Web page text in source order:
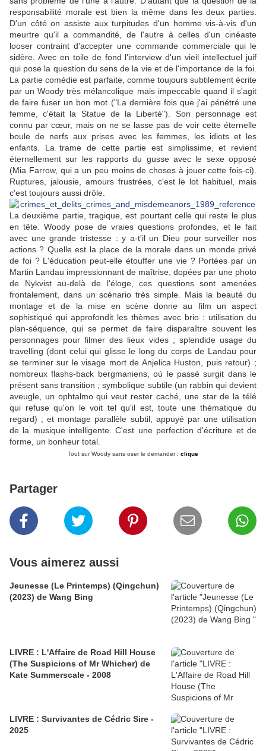
responsabilité morale est bien la même dans les deux parties.
D'un côté on assiste aux turpitudes d'un homme vis-à-vis d'un
meurtre qu'il a commandité, de l'autre à celles d'un cinéaste
looser contraint d'accepter une commande commerciale qui le
sidère. Avec en toile de fond l'interview d'un vieil intellectuel juif
qui pose la question du sens de la vie et de l'importance de la foi.
La partie comédie est parfaite, comme toujours subtilement écrite
par un Woody très mélancolique mais impeccable quand il s'agit
de faire fuser un bon mot ("La dernière fois que j'ai pénétré une
femme, c'était la Statue de la Liberté"). Son personnage est
connu par cœur, mais on ne se lasse pas de voir cette éternelle
boule de nerfs aux prises avec les femmes, les idiots et les
enfants. La trame de cette partie est simplissime, et revient
éternellement sur les rapports du gusse avec le sexe opposé
(Mia Farrow, qui a un peu moins de choses à jouer cette fois-ci).
Ruptures, jalousie, amours frustrées, c'est le lot habituel, mais
c'est toujours aussi drôle.
La deuxième partie, tragique, est pourtant celle qui reste le plus
en tête. Woody pose de vraies questions profondes, et le fait
avec une grande tristesse : y a-t'il un Dieu pour surveiller nos
actions ? Quelle est la place de la morale dans un monde privé
de foi ? L'éducation peut-elle étouffer une vie ? Portées par un
Martin Landau impressionnant de maîtrise, dopées par une photo
de Nykvist au-delà de l'éloge, ces questions sont amenées
frontalement, dans un scénario très simple. Mais la beauté du
montage et de la mise en scène donne au film un aspect
sophistiqué qui approfondit les thèmes avec brio : utilisation du
plan-séquence, qui se permet de faire disparaître souvent les
personnages pour filmer des lieux vides ; splendide usage du
travelling (dont celui qui glisse le long du corps de Landau pour
se terminer sur le visage mort de Anjelica Huston, puis retour) ;
nombreux flashs-back bergmaniens, où le passé surgit dans le
présent sans transition ; symbolique subtile (un rabbin qui devient
aveugle, un ophtalmo qui veut rester caché, une star de la télé
qui refuse qu'on le voit tel qu'il est, toute une thématique du
regard) ; et montage parallèle subtil, appuyé par une utilisation
de la musique intelligente. C'est une perfection d'écriture et de
forme, un bonheur total.
Tout sur Woody sans oser le demander : clique
Partager
Vous aimerez aussi
Jeunesse (Le Printemps) (Qingchun)
(2023) de Wang Bing
LIVRE : L'Affaire de Road Hill House
(The Suspicions of Mr Whicher) de
Kate Summerscale - 2008
LIVRE : Survivantes de Cédric Sire -
2025